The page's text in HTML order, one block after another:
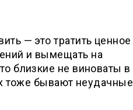
— это тратить ценное
и вымещать на
близкие не виноваты в
тоже бывают неудачные